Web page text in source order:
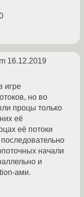
16.12.2019
игре
но во
процы только
её
её потоки
начали
и
ами.